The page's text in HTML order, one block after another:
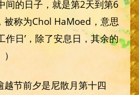
间的日子，就是第2天到第6
被称为Chol HaMoed，意思
作日’，除了安息日，其余的
越节前夕是尼散月第十四